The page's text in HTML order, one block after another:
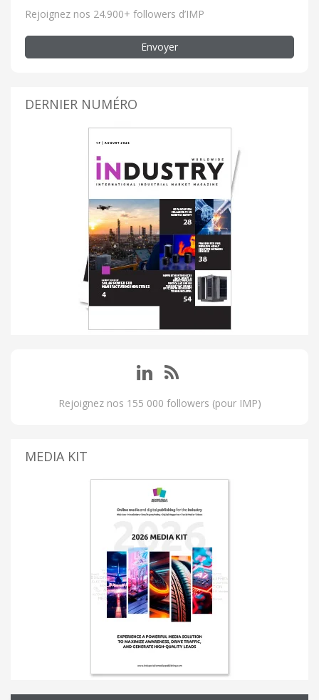
Rejoignez nos 24.900+ followers d’IMP
Envoyer
DERNIER NUMÉRO
Rejoignez nos 155 000 followers (pour IMP)
MEDIA KIT